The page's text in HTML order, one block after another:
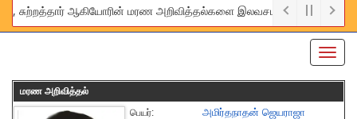
சுற்றத்தார் ஆகியோரின் மரண அறிவித்தல்களை இலவசமாக நாங்கள்
this service to announce the obituaries of your relatives
மரண அறிவித்தல்
பெயர்:
அமிர்தநாதன் ஜெயராஜா